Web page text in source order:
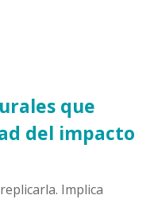
que
del impacto
Implica